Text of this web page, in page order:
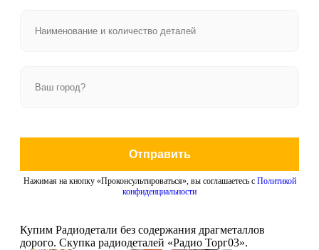
Отправить
Нажимая на кнопку «Проконсультироваться», вы соглашаетесь с Политикой
конфиденциальности
Купим Радиодетали без содержания драгметаллов
дорого. Скупка радиодеталей «Радио Торг03».